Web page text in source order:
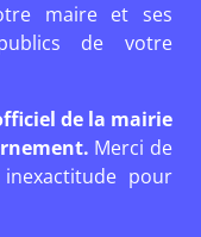
maire et ses
de votre
de la mairie
Merci de
pour